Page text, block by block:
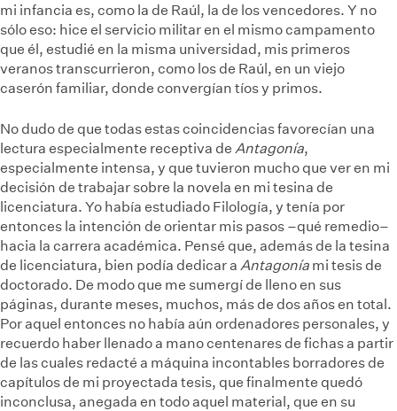
mi infancia es, como la de Raúl, la de los vencedores. Y no
sólo eso: hice el servicio militar en el mismo campamento
que él, estudié en la misma universidad, mis primeros
veranos transcurrieron, como los de Raúl, en un viejo
caserón familiar, donde convergían tíos y primos.
No dudo de que todas estas coincidencias favorecían una
lectura especialmente receptiva de Antagonía,
especialmente intensa, y que tuvieron mucho que ver en mi
decisión de trabajar sobre la novela en mi tesina de
licenciatura. Yo había estudiado Filología, y tenía por
entonces la intención de orientar mis pasos –qué remedio–
hacia la carrera académica. Pensé que, además de la tesina
de licenciatura, bien podía dedicar a Antagonía mi tesis de
doctorado. De modo que me sumergí de lleno en sus
páginas, durante meses, muchos, más de dos años en total.
Por aquel entonces no había aún ordenadores personales, y
recuerdo haber llenado a mano centenares de fichas a partir
de las cuales redacté a máquina incontables borradores de
capítulos de mi proyectada tesis, que finalmente quedó
inconclusa, anegada en todo aquel material, que en su